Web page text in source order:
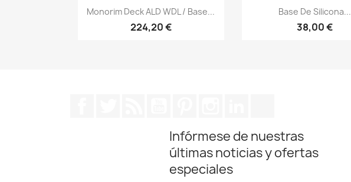
Vista rápida
Monorim Deck ALD WDL / Base...
224,20 €
Vista rápida
Base De Silicona...
38,00 €
Infórmese de nuestras
últimas noticias y ofertas
especiales